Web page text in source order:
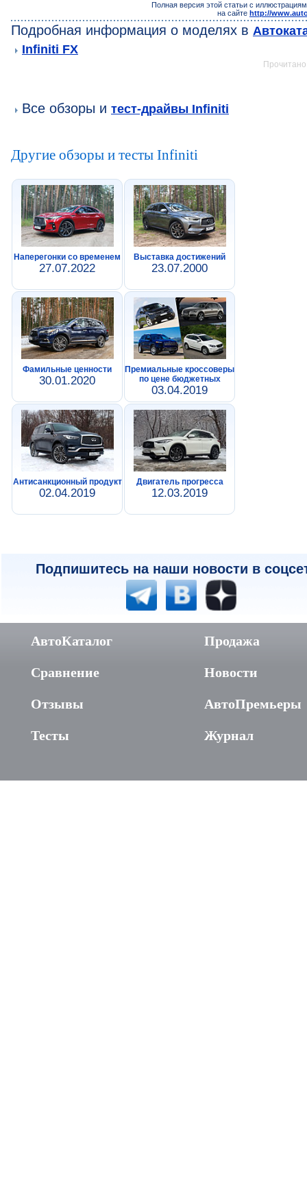
Полная версия этой статьи с
на сайте http://
Подробная информация о моделях в
Infiniti FX
Все обзоры и тест-драйвы Infiniti
Другие обзоры и тесты Infiniti
Наперегонки со временем
27.07.2022
Выставка достижений
23.07.2000
Фамильные ценности
30.01.2020
Премиальные кроссоверы
по цене бюджетных
03.04.2019
Антисанкционный продукт
02.04.2019
Двигатель прогресса
12.03.2019
Подпишитесь на наши новости в
АвтоКаталог
Сравнение
Отзывы
Тесты
Продажа
Новости
АвтоПремьеры
Журнал